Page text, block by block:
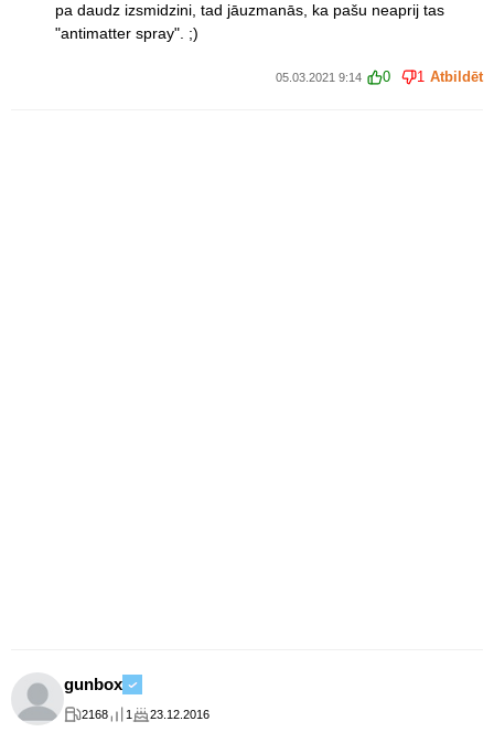
pa daudz izsmidzini, tad jāuzmanās, ka pašu neaprij tas
"antimatter spray". ;)
05.03.2021 9:14 0 1 Atbildēt
gunbox
2168 1 23.12.2016